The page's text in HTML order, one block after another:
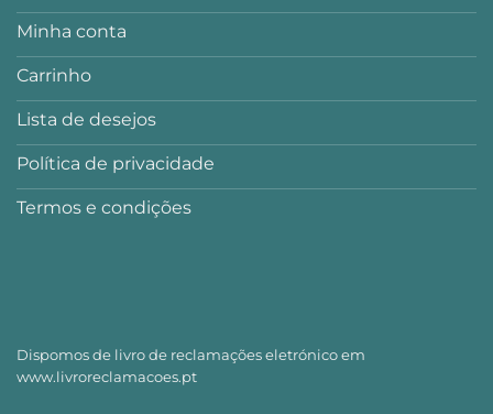
Minha conta
Carrinho
Lista de desejos
Política de privacidade
Termos e condições
Dispomos de livro de reclamações eletrónico em
www.livroreclamacoes.pt